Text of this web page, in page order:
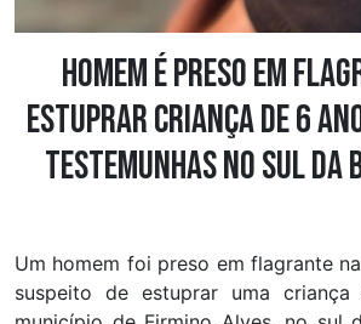
Homem é preso em
estuprar criança de 6
testemunhas no sul da
Um homem foi preso em flagrante
suspeito de estuprar uma